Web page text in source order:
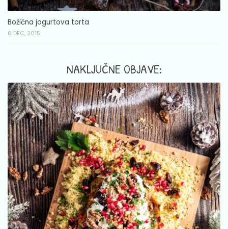
Božična jogurtova torta
6 DEC, 2015
NAKLJUČNE OBJAVE: